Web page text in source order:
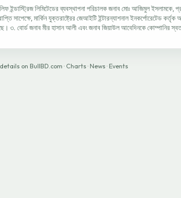
ইন্ডাস্ট্রিজ লিমিটেডের ব্যবস্থাপনা পরিচালক জনাব মোঃ আজিমুল ইসলামকে,
সাপেক্ষে, মার্কিন যুক্তরাষ্ট্রের জেআইটি ইন্টারন্যাশনাল ইনকর্পোরেটেড কর্তৃক
৩. বোর্ড জনাব মীর হাসান আলী এবং জনাব জিয়াউল আবেদিনকে কোম্পানির
on BullBD.com · Charts · News · Events